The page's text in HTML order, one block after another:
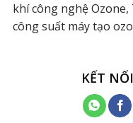
khí công nghệ
công suất máy tạo
KẾT